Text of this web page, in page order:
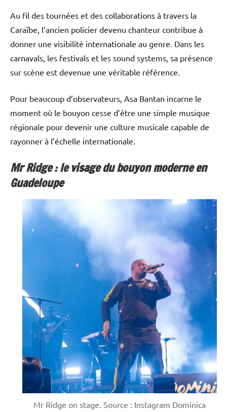
Au fil des tournées et des collaborations à travers la
Caraïbe, l’ancien policier devenu chanteur contribue à
donner une visibilité internationale au genre. Dans les
carnavals, les festivals et les sound systems, sa présence
sur scène est devenue une véritable référence.
Pour beaucoup d’observateurs, Asa Bantan incarne le
moment où le bouyon cesse d’être une simple musique
régionale pour devenir une culture musicale capable de
rayonner à l’échelle internationale.
Mr Ridge : le visage du bouyon moderne en
Guadeloupe
Mr Ridge on stage. Source : Instagram Dominica